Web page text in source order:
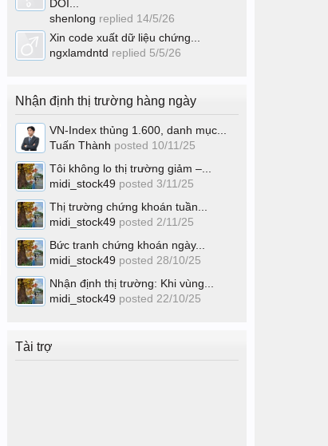
DÕI...
shenlong replied 14/5/26
Xin code xuất dữ liệu chứng...
ngxlamdntd replied 5/5/26
Nhận định thị trường hàng ngày
VN-Index thủng 1.600, danh mục...
Tuấn Thành posted 10/11/25
Tôi không lo thị trường giảm –...
midi_stock49 posted 3/11/25
Thị trường chứng khoán tuần...
midi_stock49 posted 2/11/25
Bức tranh chứng khoán ngày...
midi_stock49 posted 28/10/25
Nhận định thị trường: Khi vùng...
midi_stock49 posted 22/10/25
Tài trợ